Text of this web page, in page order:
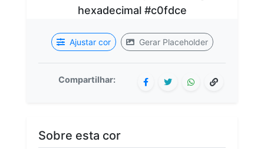
Ajustar cor Gerar Placeholder
Compartilhar:
Sobre esta cor